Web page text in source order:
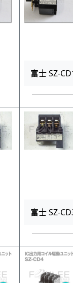
富士 SZ-
富士 SZ-